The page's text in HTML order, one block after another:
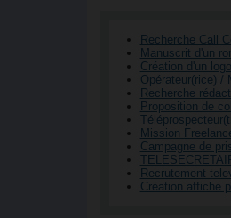
Recherche Call
Manuscrit d'un
Création d'un
Opérateur(rice) /
Recherche
Proposition de
Mission
Campagne de
Recrutement
Création affiche